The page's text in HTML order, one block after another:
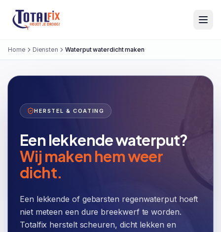
Totalfix
Home Diensten Waterput waterdicht maken
HERSTEL & COATING
Een lekkende waterput?
Wij maken hem weer
dicht.
Een lekkende of gebarsten regenwaterput hoeft
niet meteen een dure breekwerf te worden.
Totalfix herstelt scheuren, dicht lekken en